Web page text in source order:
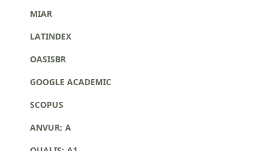
MIAR
LATINDEX
OASISBR
GOOGLE ACADEMIC
SCOPUS
ANVUR: A